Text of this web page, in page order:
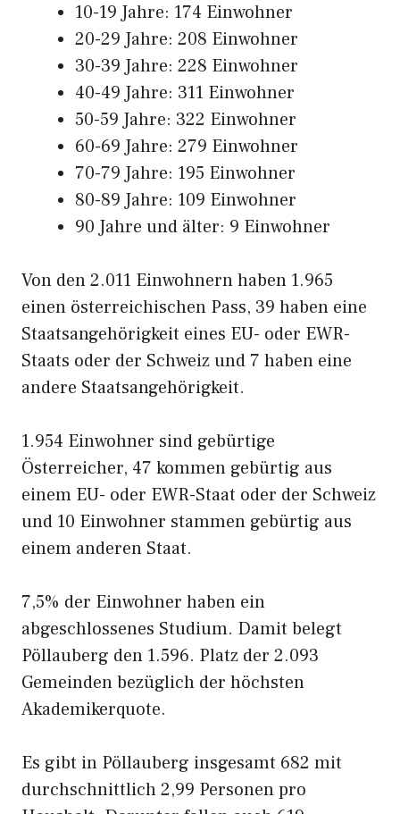
10-19 Jahre: 174 Einwohner
20-29 Jahre: 208 Einwohner
30-39 Jahre: 228 Einwohner
40-49 Jahre: 311 Einwohner
50-59 Jahre: 322 Einwohner
60-69 Jahre: 279 Einwohner
70-79 Jahre: 195 Einwohner
80-89 Jahre: 109 Einwohner
90 Jahre und älter: 9 Einwohner
Von den 2.011 Einwohnern haben 1.965
einen österreichischen Pass, 39 haben eine
Staatsangehörigkeit eines EU- oder EWR-
Staats oder der Schweiz und 7 haben eine
andere Staatsangehörigkeit.
1.954 Einwohner sind gebürtige
Österreicher, 47 kommen gebürtig aus
einem EU- oder EWR-Staat oder der Schweiz
und 10 Einwohner stammen gebürtig aus
einem anderen Staat.
7,5% der Einwohner haben ein
abgeschlossenes Studium. Damit belegt
Pöllauberg den 1.596. Platz der 2.093
Gemeinden bezüglich der höchsten
Akademikerquote.
Es gibt in Pöllauberg insgesamt 682 mit
durchschnittlich 2,99 Personen pro